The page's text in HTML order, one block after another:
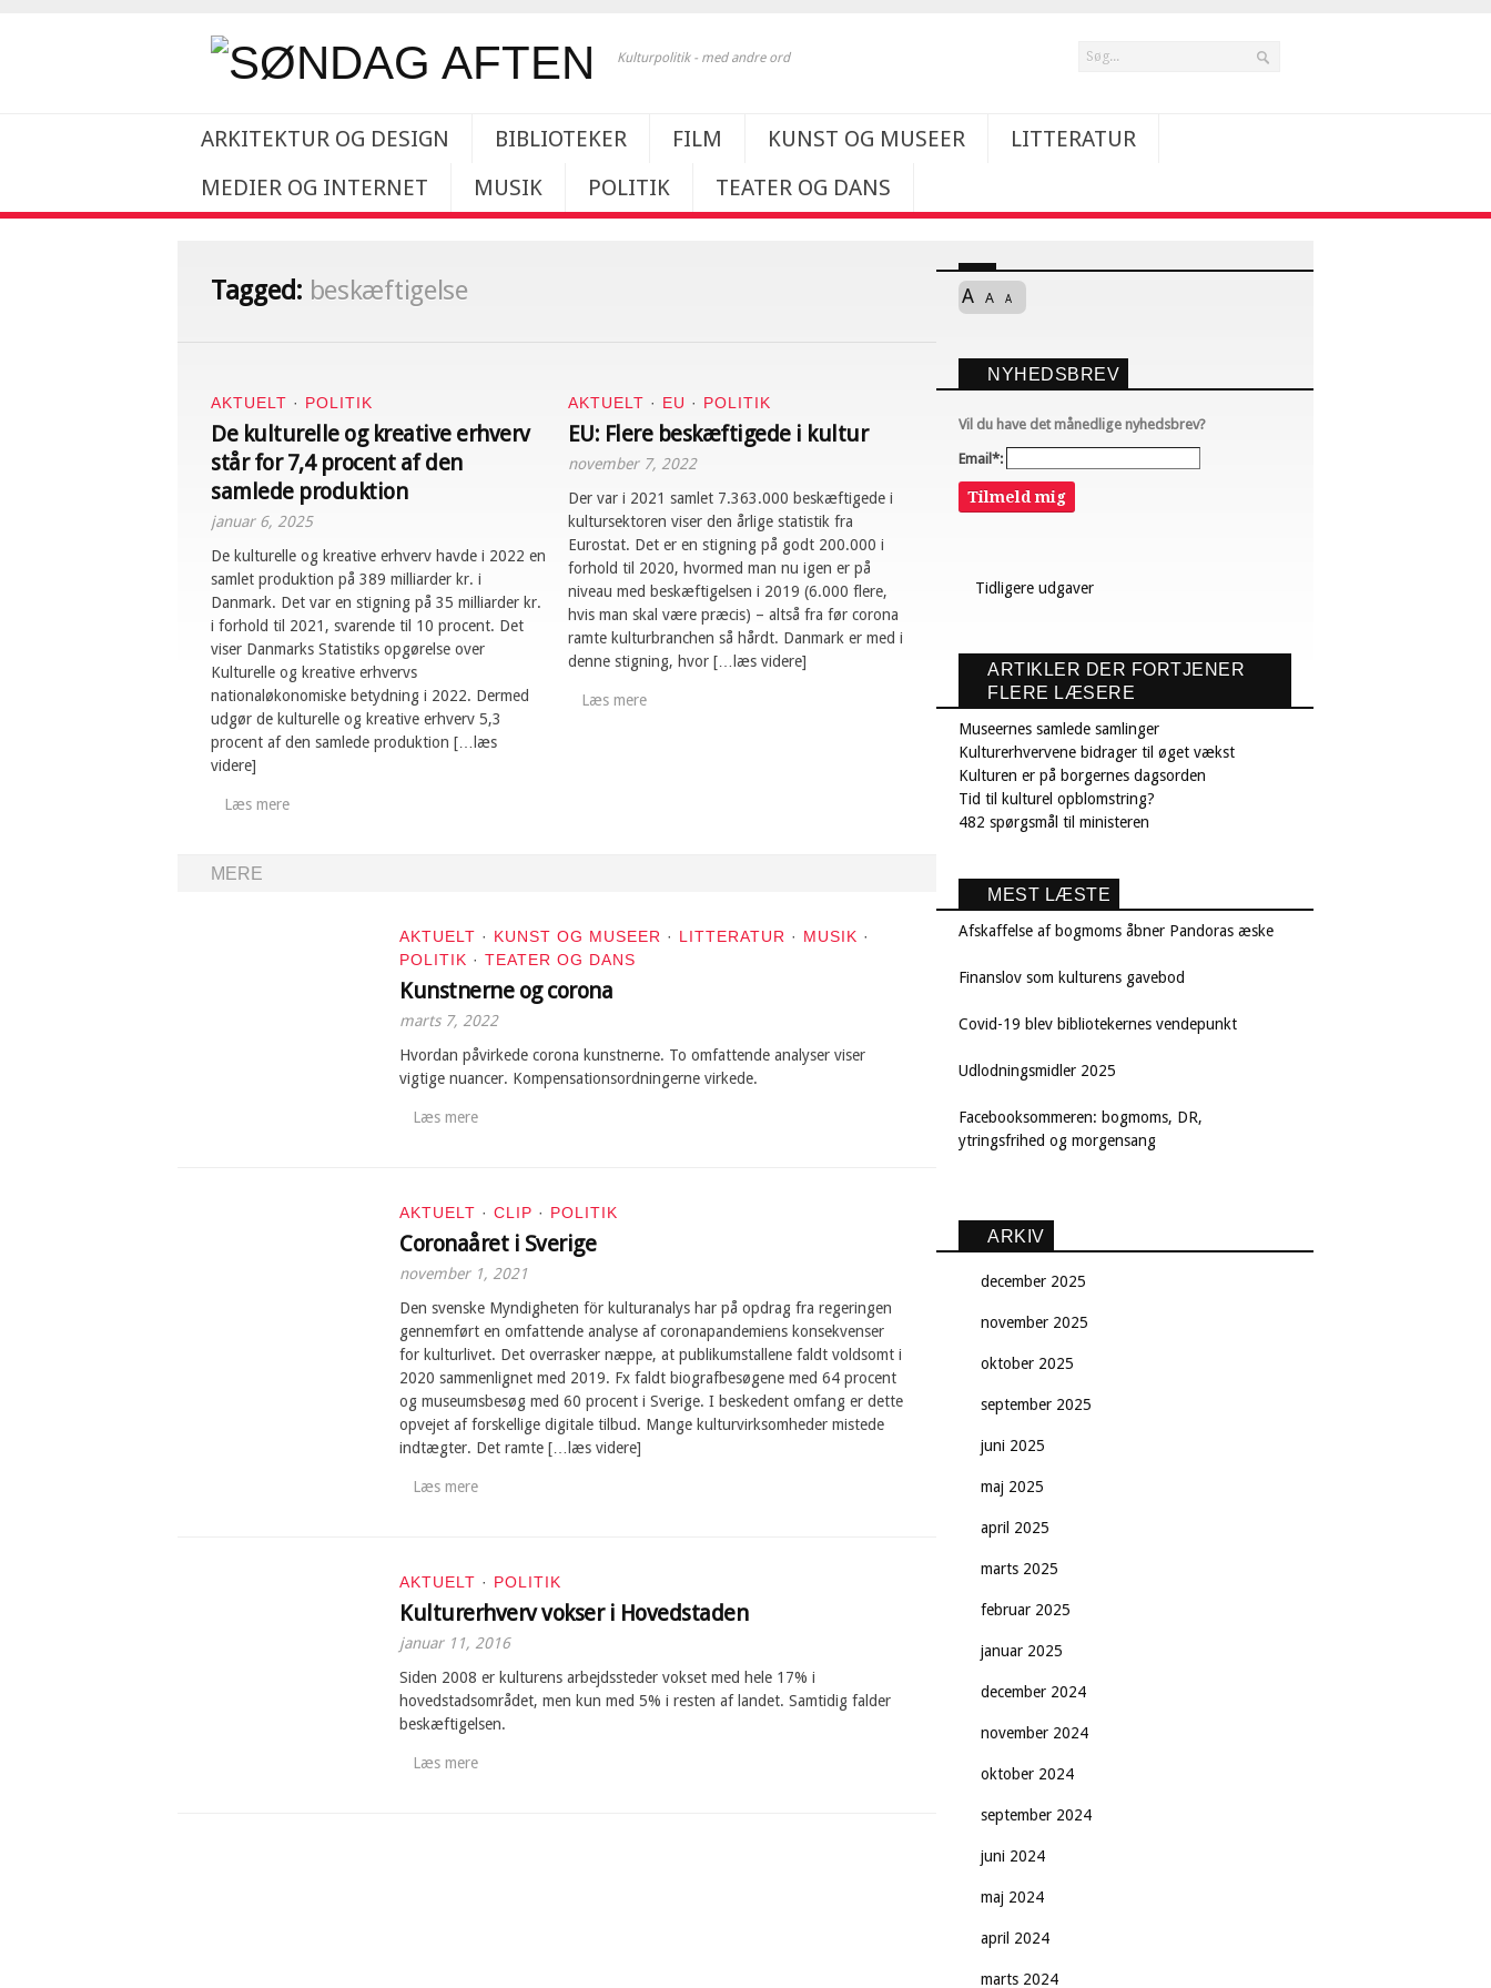
Kulturpolitik - med andre ord
ARKITEKTUR OG DESIGN BIBLIOTEKER FILM KUNST OG MUSEER
LITTERATUR
MEDIER OG INTERNET
MUSIK POLITIK TEATER OG DANS
Tagged: beskæftigelse
AKTUELT · POLITIK
De kulturelle og kreative erhverv
står for 7,4 procent af den
samlede produktion
januar 6, 2025
De kulturelle og kreative erhverv havde i 2022 en
samlet produktion på 389 milliarder kr. i
Danmark. Det var en stigning på 35 milliarder kr.
i forhold til 2021, svarende til 10 procent. Det
viser Danmarks Statistiks opgørelse over
Kulturelle og kreative erhvervs
nationaløkonomiske betydning i 2022. Dermed
udgør de kulturelle og kreative erhverv 5,3
procent af den samlede produktion […læs
videre]
Læs mere
AKTUELT · EU · POLITIK
EU: Flere beskæftigede i kultur
november 7, 2022
Der var i 2021 samlet 7.363.000 beskæftigede i
kultursektoren viser den årlige statistik fra
Eurostat. Det er en stigning på godt 200.000 i
forhold til 2020, hvormed man nu igen er på
niveau med beskæftigelsen i 2019 (6.000 flere,
hvis man skal være præcis) – altså fra før corona
ramte kulturbranchen så hårdt. Danmark er med i
denne stigning, hvor […læs videre]
Læs mere
MERE
AKTUELT · KUNST OG MUSEER · LITTERATUR · MUSIK ·
POLITIK · TEATER OG DANS
Kunstnerne og corona
marts 7, 2022
Hvordan påvirkede corona kunstnerne. To omfattende analyser viser
vigtige nuancer. Kompensationsordningerne virkede.
Læs mere
AKTUELT · CLIP · POLITIK
Coronaåret i Sverige
november 1, 2021
Den svenske Myndigheten för kulturanalys har på opdrag fra regeringen
gennemført en omfattende analyse af coronapandemiens konsekvenser
for kulturlivet. Det overrasker næppe, at publikumstallene faldt voldsomt i
2020 sammenlignet med 2019. Fx faldt biografbesøgene med 64 procent
og museumsbesøg med 60 procent i Sverige. I beskedent omfang er dette
opvejet af forskellige digitale tilbud. Mange kulturvirksomheder mistede
indtægter. Det ramte […læs videre]
Læs mere
AKTUELT · POLITIK
Kulturerhverv vokser i Hovedstaden
januar 11, 2016
Siden 2008 er kulturens arbejdssteder vokset med hele 17% i
hovedstadsområdet, men kun med 5% i resten af landet. Samtidig falder
beskæftigelsen.
Læs mere
A A A
NYHEDSBREV
Vil du have det månedlige nyhedsbrev?
Email*:
Tilmeld mig
Tidligere udgaver
ARTIKLER DER FORTJENER
FLERE LÆSERE
Museernes samlede samlinger
Kulturerhvervene bidrager til øget vækst
Kulturen er på borgernes dagsorden
Tid til kulturel opblomstring?
482 spørgsmål til ministeren
MEST LÆSTE
Afskaffelse af bogmoms åbner Pandoras æske
Finanslov som kulturens gavebod
Covid-19 blev bibliotekernes vendepunkt
Udlodningsmidler 2025
Facebooksommeren: bogmoms, DR,
ytringsfrihed og morgensang
ARKIV
december 2025
november 2025
oktober 2025
september 2025
juni 2025
maj 2025
april 2025
marts 2025
februar 2025
januar 2025
december 2024
november 2024
oktober 2024
september 2024
juni 2024
maj 2024
april 2024
marts 2024